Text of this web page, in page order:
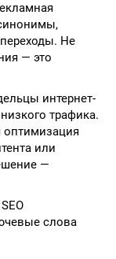
Не
— это
интернет-
трафика.
оптимизация
или
—
слова